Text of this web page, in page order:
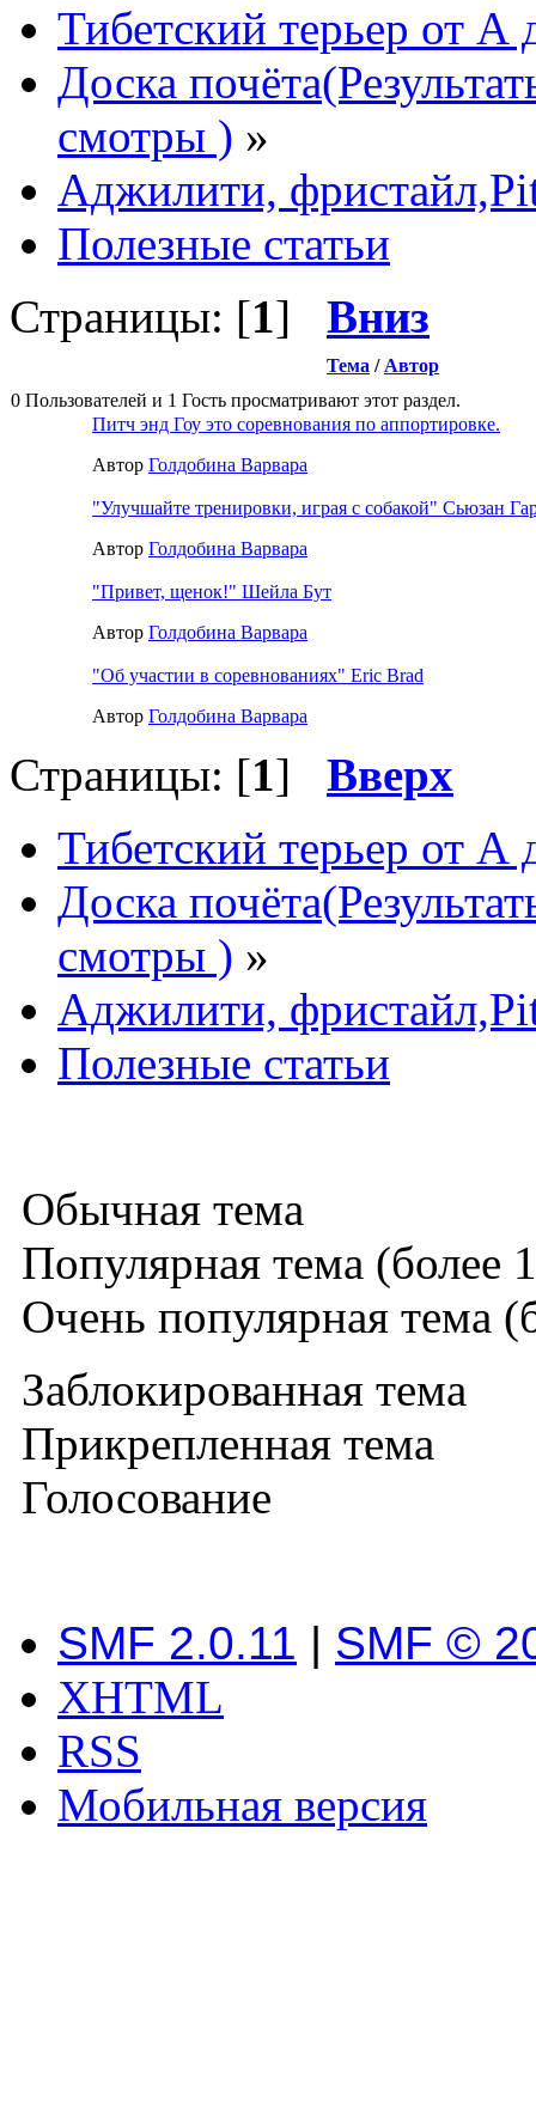
Тибетский терьер от А
Доска
смотры ) »
Аджилити,
Полезные статьи
Страницы: [1] Вниз
Тема / Автор
0 Пользователей и 1 Гость просматривают этот раздел.
Питч энд Гоу это соревнования по аппортировке.
Автор Голдобина Варвара
"Улучшайте тренировки, играя с собакой" Сьюзан
Автор Голдобина Варвара
"Привет, щенок!" Шейла Бут
Автор Голдобина Варвара
"Об участии в соревнованиях" Eric Brad
Автор Голдобина Варвара
Страницы: [1] Вверх
Тибетский терьер от А
Доска
смотры ) »
Аджилити,
Полезные статьи
Обычная тема
Популярная тема (более
Очень популярная тема
Заблокированная тема
Прикрепленная тема
Голосование
SMF 2.0.11 | SMF ©
XHTML
RSS
Мобильная версия